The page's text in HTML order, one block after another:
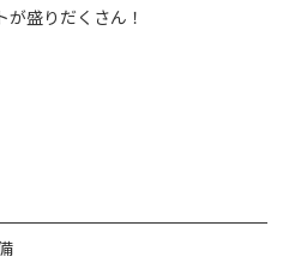
盛りだくさん！